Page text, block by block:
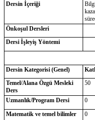
Dersin İçeriği
Önkoşul Dersleri
Dersi İşleyiş Yöntemi
Dersin Kategorisi (Genel)
Temel/Alana Özgü Mesleki
Ders
50
Uzmanlık/Program Dersi
0
Matematik ve temel bilimler
0